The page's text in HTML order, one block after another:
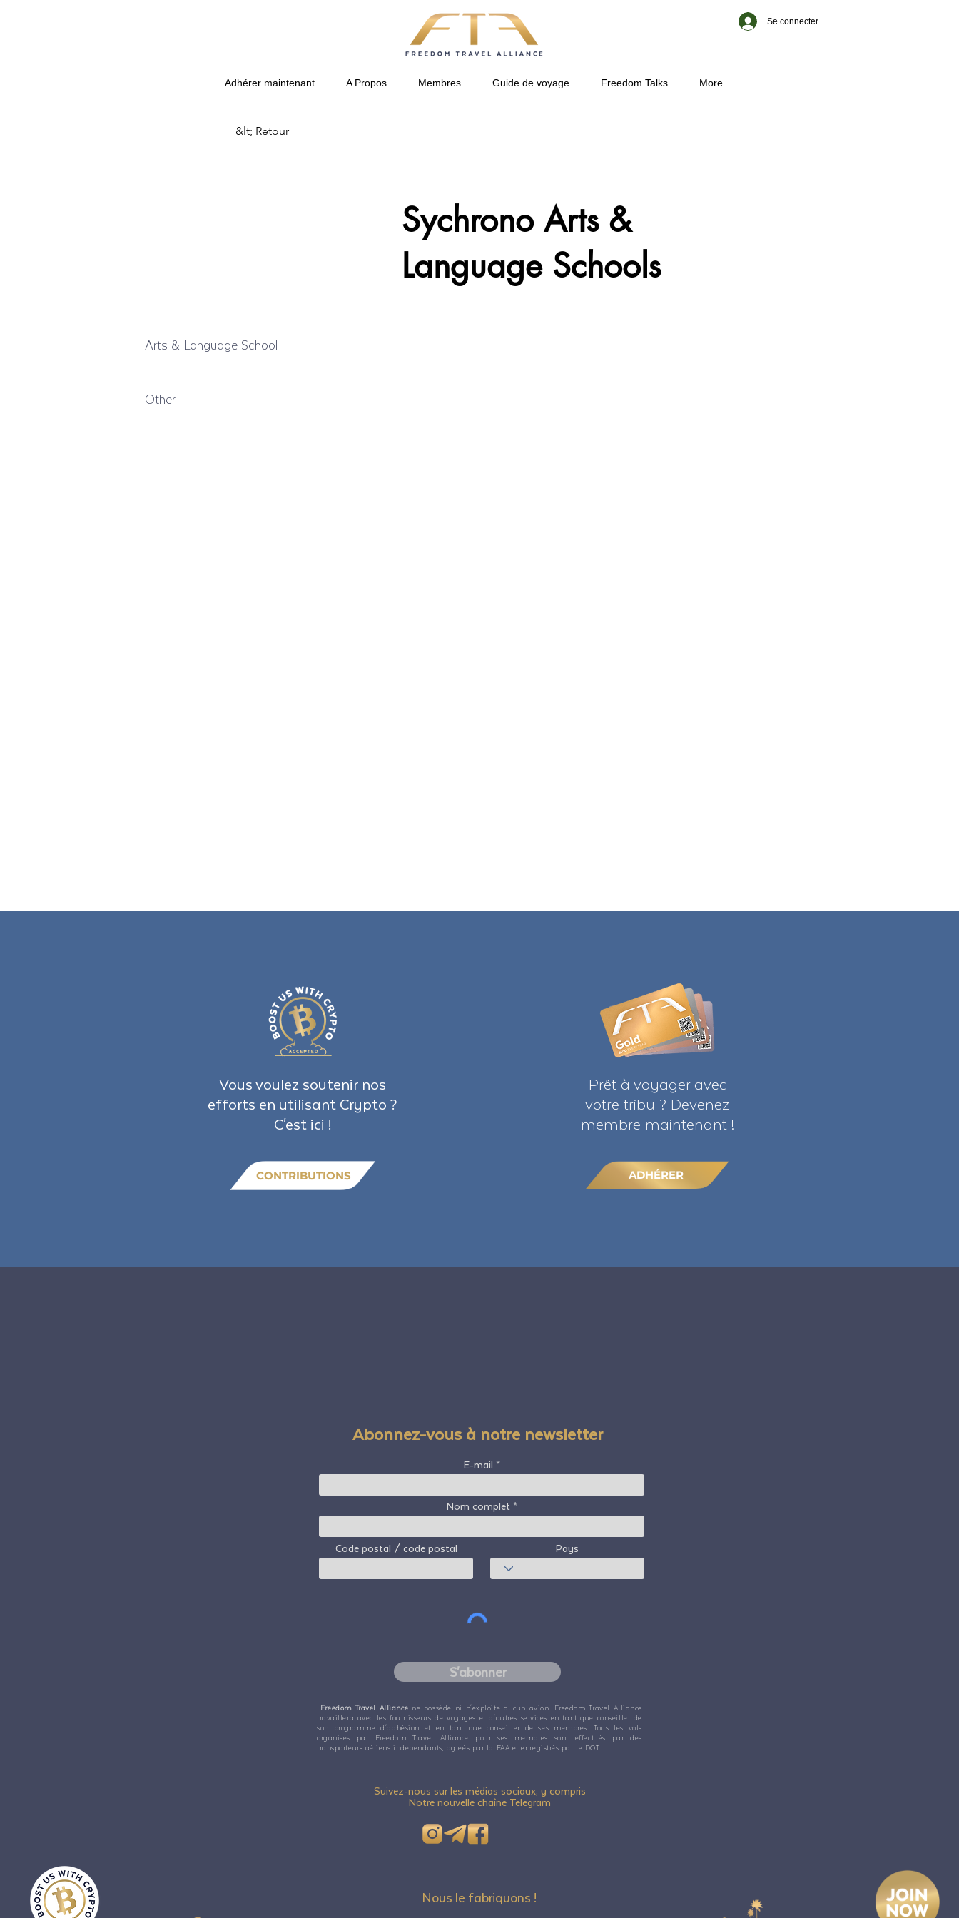
Se connecter
Adhérer maintenant A Propos Membres Guide de voyage Freedom Talks More
&lt; Retour
Sychrono Arts &
Language Schools
Arts & Language School
Other
Vous voulez soutenir nos
efforts en utilisant Crypto ?
C'est ici !
CONTRIBUTIONS
Prêt à voyager avec
votre tribu ? Devenez
membre maintenant !
ADHÉRER
Abonnez-vous à notre newsletter
E-mail
Nom complet
Code postal / code postal Pays
S'abonner
Freedom Travel Alliance ne possède ni n'exploite aucun avion. Freedom Travel Alliance
travaillera avec les fournisseurs de voyages et d'autres services en tant que conseiller de
son programme d'adhésion et en tant que conseiller de ses membres. Tous les vols
organisés par Freedom Travel Alliance pour ses membres sont effectués par des
transporteurs aériens indépendants, agréés par la FAA et enregistrés par le DOT.
Suivez-nous sur les médias sociaux, y compris
Notre nouvelle chaîne Telegram
Nous le fabriquons !